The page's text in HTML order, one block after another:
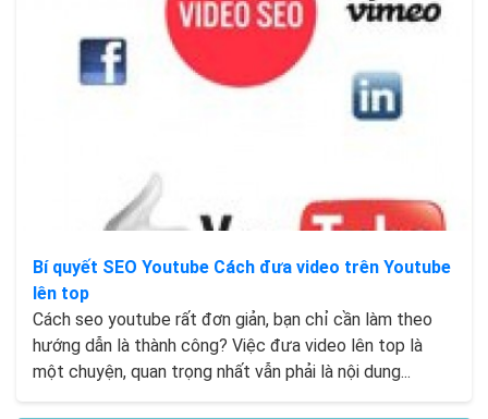
Bí quyết SEO Youtube Cách đưa video trên Youtube
lên top
Cách seo youtube rất đơn giản, bạn chỉ cần làm theo
hướng dẫn là thành công? Việc đưa video lên top là
một chuyện, quan trọng nhất vẫn phải là nội dung...